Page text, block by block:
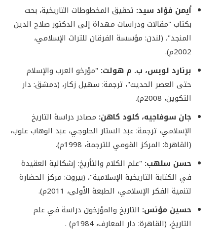
أيمن فؤاد سيد: تحقيق المخطوطات التاريخية، بحث
بكتاب "مقالات ودراسات مهداة إلى الدكتور صلاح الدين
المنجد"، (لندن: مؤسسة الفرقان للتراث الإسلامي،
2002م).
برنارد لويس، ب. م هولت: "مؤرخو العرب والإسلام
حتى العصر الحديث"، ترجمة: سهيل زكار، (دمشق: دار
التكوين، 2008م).
جان سوفاجيه، كلود كاهن: مصادر دراسة التاريخ
الإسلامي، ترجمة: عبد الستار الحلوجي، عبد الوهاب علوب،
(القاهرة: المركز القومي للترجمة، 1998م).
حسن سلهب: "علم الكلام والتأريخ: إشكالية العقيدة
في الكتابة التاريخية الإسلامية"، (بيروت: مركز الحضارة
لتنمية الفكر الإسلامي، الطبعة الأولى، 2011م).
حسين مؤنس: التاريخ والمؤرخون دراسة في علم
التاريخ، (القاهرة: دار المعارف، 1984م) .